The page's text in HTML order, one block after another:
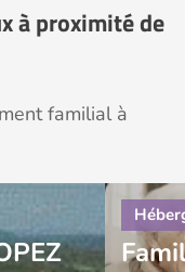
à proximité de
familial à